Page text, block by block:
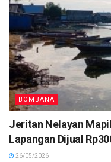
BOMBANA
Jeritan Nelayan
Lapangan Dijual
26/05/2026